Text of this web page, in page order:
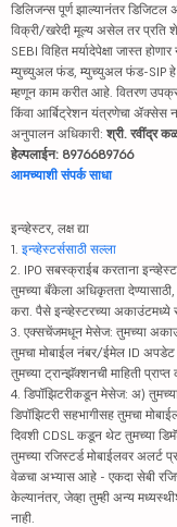
डिलिजन्स पूर्ण झाल्यानंतर
विक्री/खरेदी मूल्य असेल तर
SEBI विहित मर्यादेपेक्षा जास्त होणार
म्युच्युअल फंड, म्युच्युअल फंड-SIP
म्हणून काम करीत आहे. वितरण
किंवा आर्बिट्रेशन यंत्रणेचा ॲक्सेस
अनुपालन अधिकारी: श्री. रवींद्र
हेल्पलाईन: 8976689766
आमच्याशी संपर्क साधा
इन्व्हेस्टर, लक्ष द्या
1. इन्व्हेस्टर्ससाठी सल्ला
2. IPO सबस्क्राईब करताना
तुमच्या बँकेला अधिकृतता
करा. पैसे इन्व्हेस्टरच्या अकाउंटमध्ये
3. एक्सचेंजमधून मेसेज: तुमच्या
तुमचा मोबाईल नंबर/ईमेल ID अपडेट
तुमच्या ट्रान्झॅक्शनची माहिती
4. डिपॉझिटरीकडून मेसेज: अ)
डिपॉझिटरी सहभागीसह तुमचा
दिवशी CDSL कडून थेट तुमच्या
तुमच्या रजिस्टर्ड मोबाईलवर अलर्ट
वेळचा अभ्यास आहे - एकदा सेबी
केल्यानंतर, जेव्हा तुम्ही अन्य
नाही.